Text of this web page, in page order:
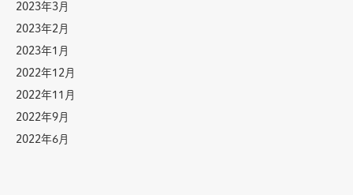
2023年3月
2023年2月
2023年1月
2022年12月
2022年11月
2022年9月
2022年6月